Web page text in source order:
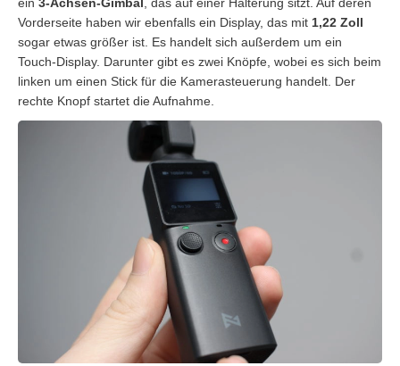
Vorderseite haben wir ebenfalls ein Display, das mit 1,22 Zoll
sogar etwas größer ist. Es handelt sich außerdem um ein
Touch-Display. Darunter gibt es zwei Knöpfe, wobei es sich beim
linken um einen Stick für die Kamerasteuerung handelt. Der
rechte Knopf startet die Aufnahme.